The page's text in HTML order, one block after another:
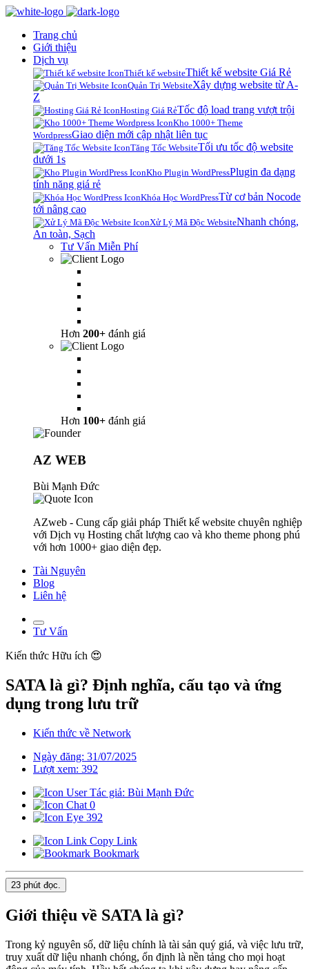
Trang chủ
Giới thiệu
Dịch vụ
Thiết kế websiteThiết kế website Giá Rẻ
Quản Trị WebsiteXây dựng website từ A-
Z
Hosting Giá RẻTốc độ load trang vượt trội
Kho 1000+ Theme
WordpressGiao diện mới cập nhật liên tục
Tăng Tốc WebsiteTối ưu tốc độ website
dưới 1s
Kho Plugin WordPressPlugin đa dạng
tính năng giá rẻ
Khóa Học WordPressTừ cơ bản Nocode
tới nâng cao
Xử Lý Mã Độc WebsiteNhanh chóng,
An toàn, Sạch
Tư Vấn Miễn Phí
Hơn 200+ đánh giá
Hơn 100+ đánh giá
AZ WEB
Bùi Mạnh Đức
AZweb - Cung cấp giải pháp Thiết kế website chuyên nghiệp
với Dịch vụ Hosting chất lượng cao và kho theme phong phú
với hơn 1000+ giao diện đẹp.
Tài Nguyên
Blog
Liên hệ
Tư Vấn
Kiến thức Hữu ích 😍
SATA là gì? Định nghĩa, cấu tạo và ứng
dụng trong lưu trữ
Kiến thức về Network
Ngày đăng: 31/07/2025
Lượt xem: 392
Tác giả: Bùi Mạnh Đức
0
392
Copy Link
Bookmark
23 phút đọc.
Giới thiệu về SATA là gì?
Trong kỷ nguyên số, dữ liệu chính là tài sản quý giá, và việc lưu trữ,
truy xuất dữ liệu nhanh chóng, ổn định là nền tảng cho mọi hoạt